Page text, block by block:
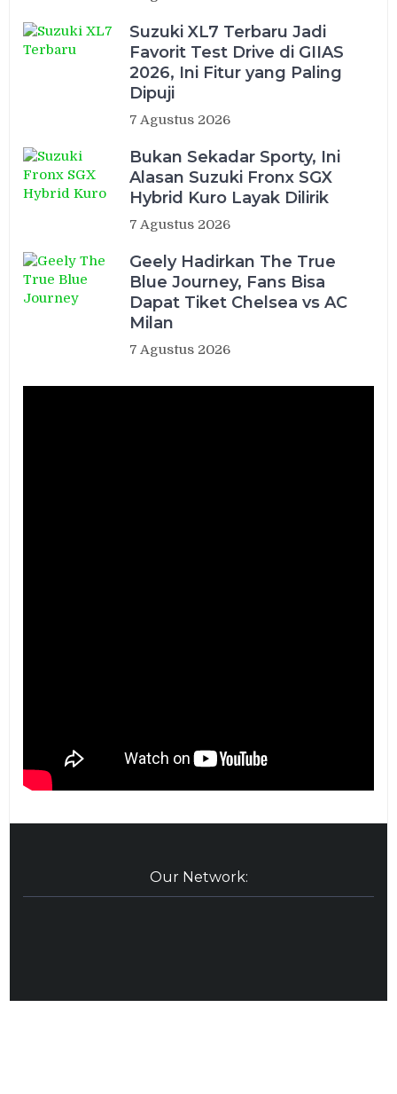
Suzuki XL7 Terbaru Jadi
Favorit Test Drive di GIIAS
2026, Ini Fitur yang Paling
Dipuji
7 Agustus 2026
Bukan Sekadar Sporty, Ini
Alasan Suzuki Fronx SGX
Hybrid Kuro Layak Dilirik
7 Agustus 2026
Geely Hadirkan The True
Blue Journey, Fans Bisa
Dapat Tiket Chelsea vs AC
Milan
7 Agustus 2026
Our Network: